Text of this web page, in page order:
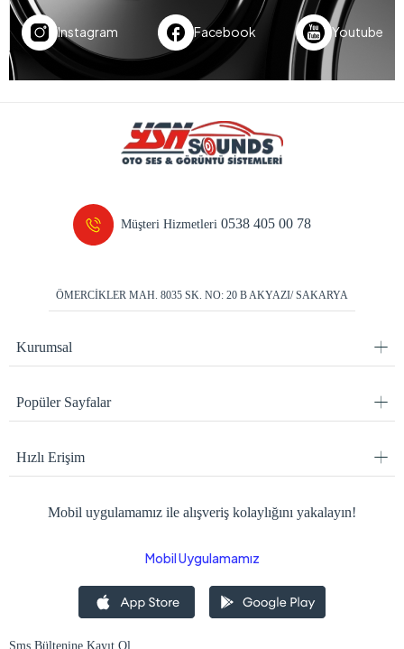
Instagram Facebook Youtube
Müşteri Hizmetleri0538 405 00 78
ÖMERCİKLER MAH. 8035 SK. NO: 20 B AKYAZI/ SAKARYA
Kurumsal
Popüler Sayfalar
Hızlı Erişim
Mobil uygulamamız ile alışveriş kolaylığını yakalayın!
Mobil Uygulamamız
Sms Bültenine Kayıt Ol